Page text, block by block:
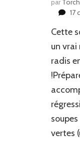
par
17
Cette
un vrai
radis
vertes